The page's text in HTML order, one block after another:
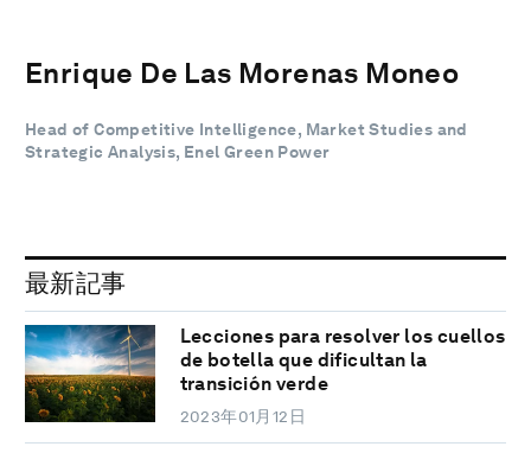
Enrique De Las Morenas Moneo
Head of Competitive Intelligence, Market Studies and
Strategic Analysis, Enel Green Power
最新記事
Lecciones para resolver los cuellos
de botella que dificultan la
transición verde
2023年01月12日